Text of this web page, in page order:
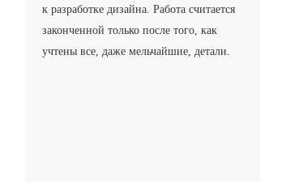
к разработке дизайна. Работа считается
законченной только после того, как
учтены все, даже мельчайшие, детали.